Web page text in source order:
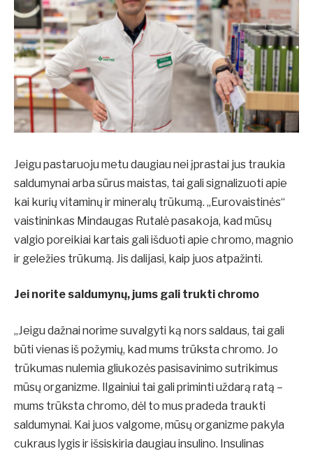
Jeigu pastaruoju metu daugiau nei įprastai jus traukia
saldumynai arba sūrus maistas, tai gali signalizuoti apie
kai kurių vitaminų ir mineralų trūkumą. „Eurovaistinės“
vaistininkas Mindaugas Rutalė pasakoja, kad mūsų
valgio poreikiai kartais gali išduoti apie chromo, magnio
ir geležies trūkumą. Jis dalijasi, kaip juos atpažinti.
Jei norite saldumynų, jums gali trukti chromo
„Jeigu dažnai norime suvalgyti ką nors saldaus, tai gali
būti vienas iš požymių, kad mums trūksta chromo. Jo
trūkumas nulemia gliukozės pasisavinimo sutrikimus
mūsų organizme. Ilgainiui tai gali priminti uždarą ratą –
mums trūksta chromo, dėl to mus pradeda traukti
saldumynai. Kai juos valgome, mūsų organizme pakyla
cukraus lygis ir išsiskiria daugiau insulino. Insulinas